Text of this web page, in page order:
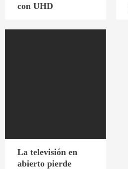
con UHD
La televisión en
abierto pierde